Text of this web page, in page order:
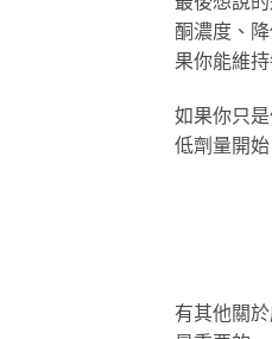
酮濃度、
果你能維
如果你只
低劑量開
有其他關